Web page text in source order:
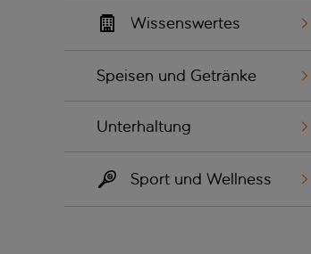
Wissenswertes
Speisen und Getränke
Unterhaltung
Sport und Wellness